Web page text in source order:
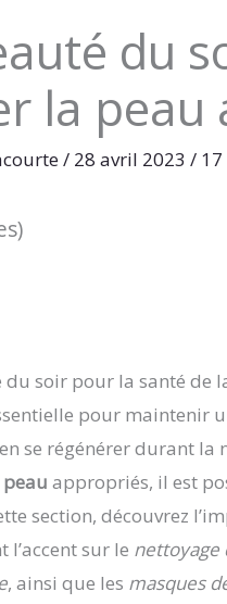
du
la peau
/ 28 avril 2023/
soir pour la santé de
pour maintenir
se régénérer durant la
appropriés, il est
section, découvrez
sur le nettoyage
, ainsi que les masques